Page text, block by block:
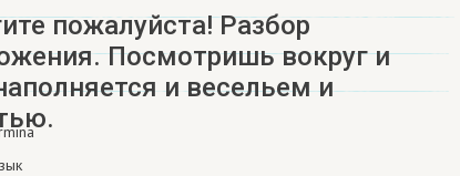
пожалуйста! Разбор
Посмотришь вокруг и
и весельем и